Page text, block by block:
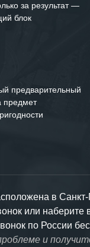
«555»
за результат —
блок
предварительный
предмет
в
или
по России
и